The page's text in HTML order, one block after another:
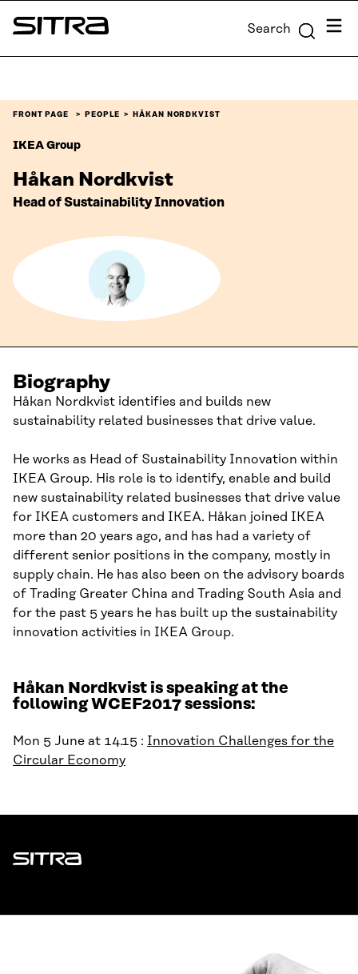
Skip to
content
Sitra Search Menu
FRONT PAGE PEOPLE HÅKAN NORDKVIST
IKEA Group
Håkan Nordkvist
Head of Sustainability Innovation
Biography
Håkan Nordkvist identifies and builds new
sustainability related businesses that drive value.
He works as Head of Sustainability Innovation within
IKEA Group. His role is to identify, enable and build
new sustainability related businesses that drive value
for IKEA customers and IKEA. Håkan joined IKEA
more than 20 years ago, and has had a variety of
different senior positions in the company, mostly in
supply chain. He has also been on the advisory boards
of Trading Greater China and Trading South Asia and
for the past 5 years he has built up the sustainability
innovation activities in IKEA Group.
Håkan Nordkvist is speaking at the
following WCEF2017 sessions:
Mon 5 June at 14.15 : Innovation Challenges for the
Circular Economy
Sitra